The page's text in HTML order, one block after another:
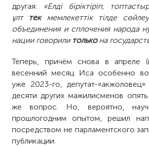
другая: «Елді біріктіріп,
ұлт текмемлекеттік тілде
объединения и сплочения народа
нации говорили толькона
Теперь, причём снова в апреле
весенний месяц Иса особенно
уже 2023-го, депутат-
десяти других мажилисменов
же вопрос. Но, вероятно,
прошлогодним опытом, решил
посредством не парламентского
публикации.